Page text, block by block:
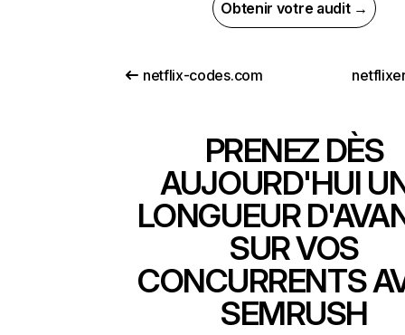
Obtenir votre audit →
netflix-codes.com
PRENEZ DÈS
AUJOURD'HUI
LONGUEUR
SUR VOS
CONCURRENTS
SEMRUSH